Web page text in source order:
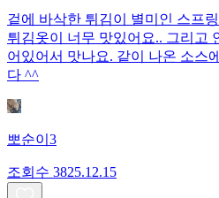
겉에 바삭한 튀김이 별미인 스프
튀김옷이 너무 맛있어요.. 그리고
어있어서 맛나요. 같이 나온 소스
다 ^^
뽀순이3
조회수 3825.12.15